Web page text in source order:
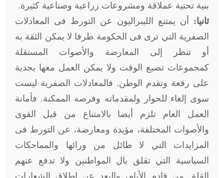
بنية تحتية عملاقة ومشروعات زراعية وصناعية كثيرة.
ثانيا: أن يمتنع الليبراليون عن التورط فى المعادلات
الصفرية التي ترى فى الحكومة طرفا لا يمكن الثقة به
أو تنظر إلى المعارضة والأصوات المستقلة
كمجموعات تضيع الوقت ولا يمكن العمل معها بجدية
على رفعة وتقدم الوطن. فالمعادلات الصفرية ليست
سوى إلغاء للحوار ولمقدماته وفرصه الممكنة. فأمانة
العمل العام تلزم أيضا بالامتناع من قبل القوى
والأصوات المختلفة، مؤيدة ومعارضة، عن التورط فى
المزايدات التي لا طائل من ورائها والمماحكات
السياسية التي تقلق بال المواطنين ولا تدفع عنهم